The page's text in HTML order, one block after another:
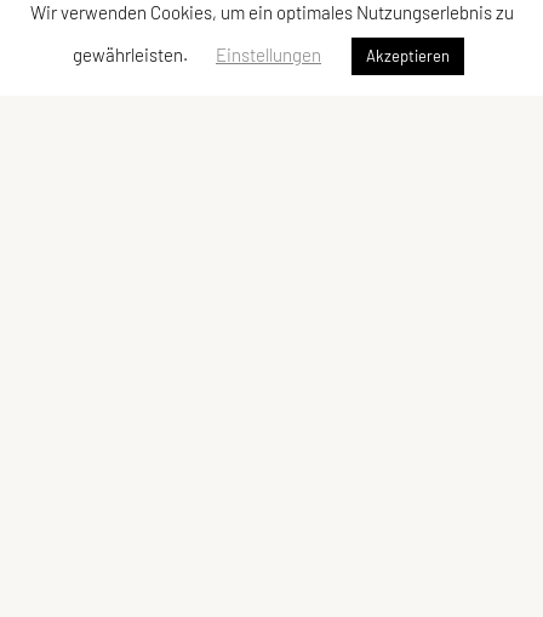
Wir verwenden Cookies, um ein optimales Nutzungserlebnis zu
gewährleisten.
Einstellungen Akzeptieren